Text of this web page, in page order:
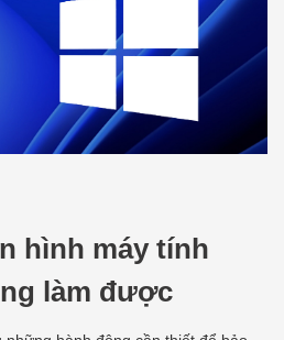
hình máy tính
làm được